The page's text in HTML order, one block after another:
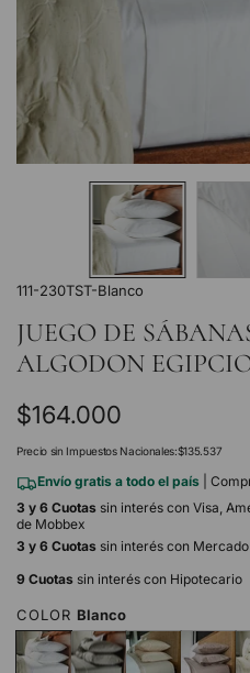
111-230TST-Blanco
JUEGO DE
ALGODON
Precio
regular
$164.000
Precio sin Impuestos Nacionales:$135.537
Envío gratis a todo el país
|
3 y 6 Cuotas sin interés con Visa,
de Mobbex
3 y 6 Cuotas sin interés con
9 Cuotas sin interés con Hipotecario
COLOR Blanco
B
G
r
A
r
B
e